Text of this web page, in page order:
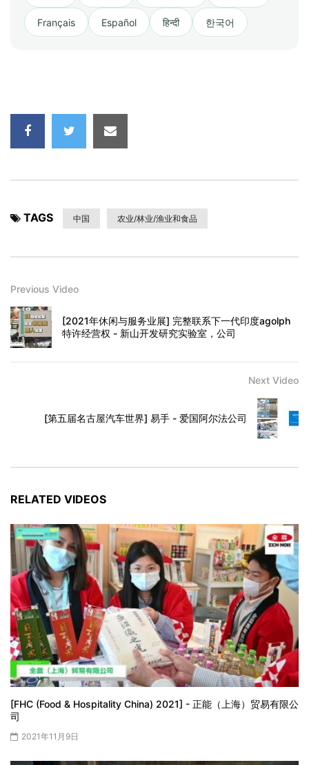
Français Español हिन्दी 한국어
TAGS 中国 农业/林业/渔业和食品
Previous Video
[2021年休闲与服务业展] 完整联系下一代印度agolph
特许经营权 - 新山开发研究实验室，公司
Next Video
[第五届名古屋汽车世界] 易手 - 爱国阿尔法公司
RELATED VIDEOS
[FHC (Food & Hospitality China) 2021] - 正能（上海）贸易有限公
司
2021年11月9日